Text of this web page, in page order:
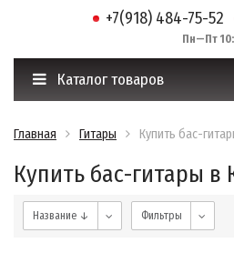
+7(918) 484-75-52
Пн—Пт
Каталог товаров
Главная Гитары Купить бас-
Купить бас-гитары в
Название ↓ Фильтры